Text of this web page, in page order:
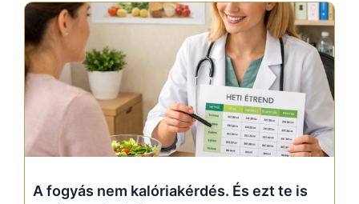
A fogyás nem kalóriakérdés. És ezt te is